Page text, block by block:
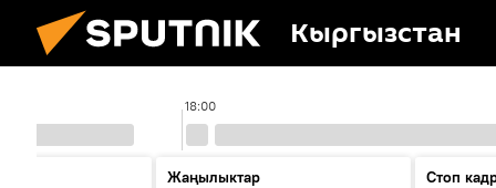
Кыргызстан
18:00
Жаңылыктар
Стоп